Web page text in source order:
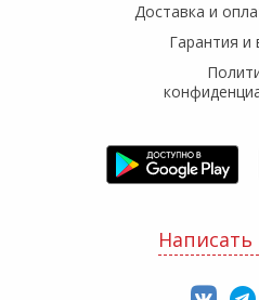
Доставка и
Гарантия и